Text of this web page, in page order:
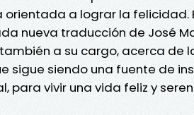
a lograr la felicidad.
nueva traducción de José
a su cargo, acerca de
sigue siendo una fuente de
para vivir una vida feliz y